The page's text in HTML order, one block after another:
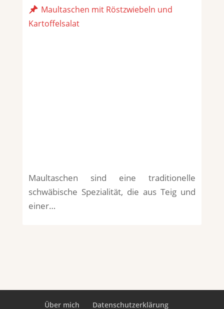
Maultaschen mit Röstzwiebeln und
Kartoffelsalat
Maultaschen sind eine traditionelle
schwäbische Spezialität, die aus Teig und
einer…
Über mich Datenschutzerklärung